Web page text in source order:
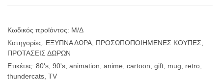
Thundercats
Κωδικός προϊόντος: Μ/Δ
Κατηγορίες: ΕΞΥΠΝΑ ΔΩΡΑ ΠΡΟΣΩΠΟΠΟΙΗΜΕΝΕΣ ΚΟΥΠΕΣ
ΠΡΟΤΑΣΕΙΣ ΔΩΡΩΝ
Ετικέτες: 80's 90's animation anime cartoon gift mug retro
thundercats TV